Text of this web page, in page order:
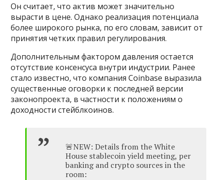
Он считает, что актив может значительно
вырасти в цене. Однако реализация потенциала
более широкого рынка, по его словам, зависит от
принятия четких правил регулирования.
Дополнительным фактором давления остается
отсутствие консенсуса внутри индустрии. Ранее
стало известно, что компания Coinbase выразила
существенные оговорки к последней версии
законопроекта, в частности к положениям о
доходности стейблкоинов.
🚨NEW: Details from the White
House stablecoin yield meeting, per
banking and crypto sources in the
room: